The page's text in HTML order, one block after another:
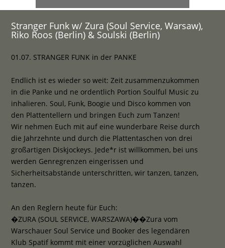
Stranger Funk w/ Zura (Soul Service, Warsaw),
Riko Roos (Berlin) & Soulski (Berlin)
01.07. STRANGER FUNK in der PANKE
Endlich ist es wieder so weit: Zeit zusammenzukommen
in die Panke und ne ordentlich Portion Soulful Music zu
inhalieren. Soul, Funk, Boogie und Disco kommen von
den Plattentellern und bringen Euch zum Tanzen!
Wir nehmen Euch mit auf eine wunderbare Reise durch
die Jahrzehnte und durch die Plattentaschen von drei
großartigen Diskjockeys. Jede*r ist willkommen, bei uns
werden Genregrenzen eingerissen und
Sicherheitsabstände unterschritten, wir tanzen, tanzen,
tanzen.
An den Reglern heute für Euch:
�ZURA (SOUL SERVICE, WARSZAWA)��Zura vom
Warschauer Soul Service und Booker des legendären
Klub Spatif kommt mit einer vorzüglichen Auswahl